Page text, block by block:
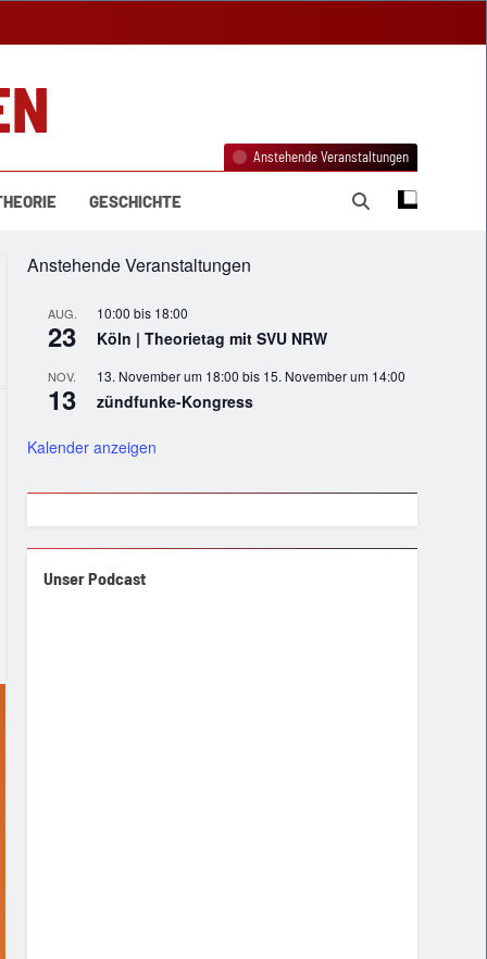
GESCHICHTE
Anstehende Veranstaltungen
Anstehende Veranstaltungen
AUG.
23
10:00 bis 18:00
Köln | Theorietag mit SVU NRW
NOV.
13
13. November um 18:00 bis 15. November um 14:00
zündfunke-Kongress
Kalender anzeigen
Unser Podcast